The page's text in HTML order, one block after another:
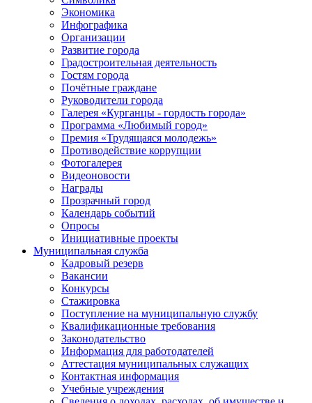
Экономика
Инфографика
Организации
Развитие города
Градостроительная деятельность
Гостям города
Почётные граждане
Руководители города
Галерея «Курганцы - гордость города»
Программа «Любимый город»
Премия «Трудящаяся молодежь»
Противодействие коррупции
Фотогалерея
Видеоновости
Награды
Прозрачный город
Календарь событий
Опросы
Инициативные проекты
Муниципальная служба
Кадровый резерв
Вакансии
Конкурсы
Стажировка
Поступление на муниципальную службу
Квалификационные требования
Законодательство
Информация для работодателей
Аттестация муниципальных служащих
Контактная информация
Учебные учреждения